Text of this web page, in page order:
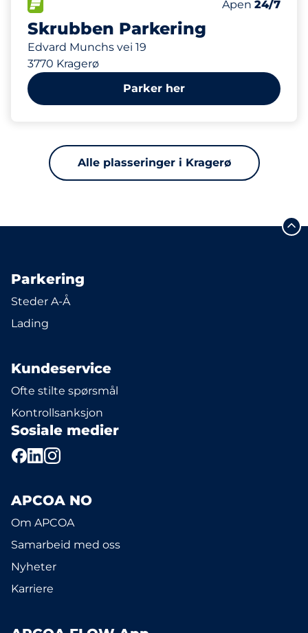
Skrubben Parkering
Edvard Munchs vei 19
3770 Kragerø
Antall
HC
Torsdag&nbsp
Åpen 24/7
Parker her
Alle plasseringer i Kragerø
Parkering
Steder A-Å
Lading
Kundeservice
Ofte stilte spørsmål
Kontrollsanksjon
Sosiale medier
APCOA NO
Om APCOA
Samarbeid med oss
Nyheter
Karriere